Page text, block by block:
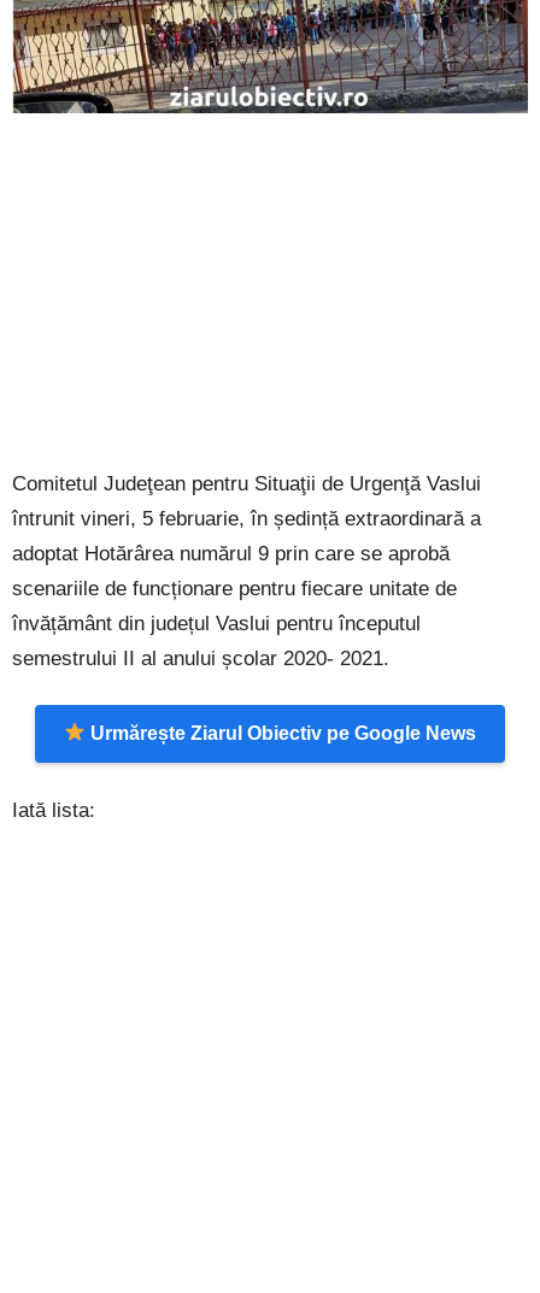
Comitetul Judeţean pentru Situaţii de Urgenţă Vaslui
întrunit vineri, 5 februarie, în ședință extraordinară a
adoptat Hotărârea numărul 9 prin care se aprobă
scenariile de funcționare pentru fiecare unitate de
învățământ din județul Vaslui pentru începutul
semestrului II al anului școlar 2020- 2021.
Urmărește Ziarul Obiectiv pe Google News
Iată lista: